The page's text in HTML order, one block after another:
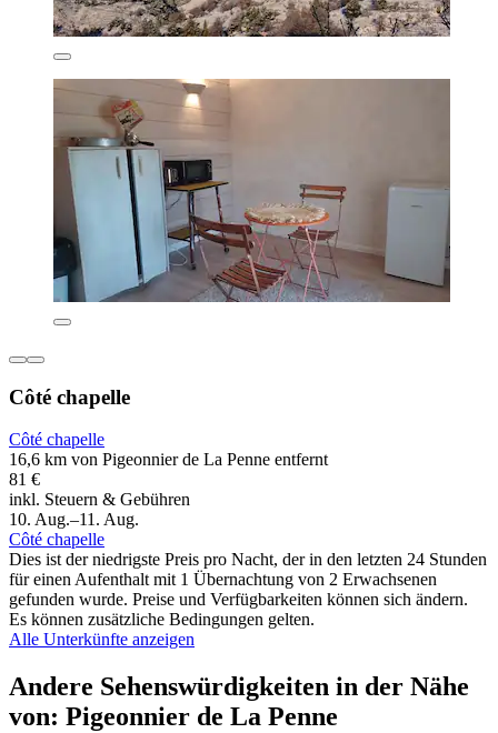
Côté chapelle
Côté chapelle
16,6 km von Pigeonnier de La Penne entfernt
81 €
inkl. Steuern & Gebühren
10. Aug.–11. Aug.
Côté chapelle
Dies ist der niedrigste Preis pro Nacht, der in den letzten 24 Stunden
für einen Aufenthalt mit 1 Übernachtung von 2 Erwachsenen
gefunden wurde. Preise und Verfügbarkeiten können sich ändern.
Es können zusätzliche Bedingungen gelten.
Alle Unterkünfte anzeigen
Andere Sehenswürdigkeiten in der Nähe
von: Pigeonnier de La Penne